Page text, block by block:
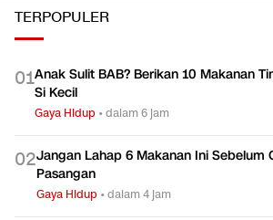
Gaya Hidup
TERPOPULER
01Anak Sulit BAB? Berikan 10 Makanan
Si Kecil
Gaya Hidup•dalam 6 jam